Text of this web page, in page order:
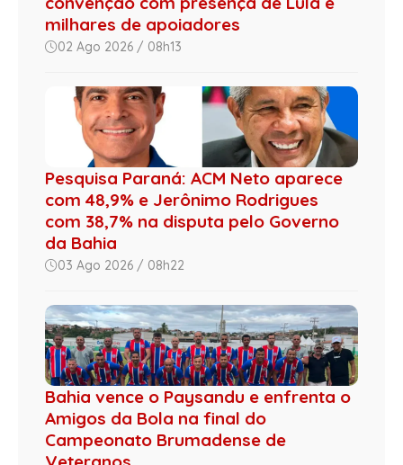
milhares de apoiadores
02 Ago 2026 / 08h13
Pesquisa Paraná: ACM Neto aparece
com 48,9% e Jerônimo Rodrigues
com 38,7% na disputa pelo Governo
da Bahia
03 Ago 2026 / 08h22
Bahia vence o Paysandu e enfrenta o
Amigos da Bola na final do
Campeonato Brumadense de